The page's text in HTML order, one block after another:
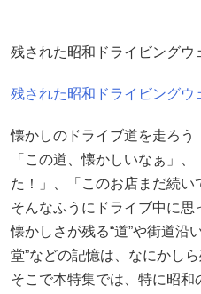
残された昭和ドライビング
残された昭和ドライビング
懐かしのドライブ道を走ろう
「この道、懐かしいなぁ」
た！」、「このお店まだ続
そんなふうにドライブ中に思
懐かしさが残る“道”や街道沿
堂”などの記憶は、なにかしら
そこで本特集では、特に昭